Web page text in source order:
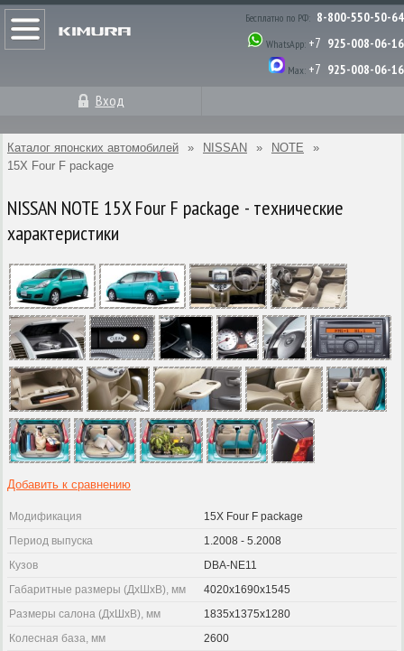
Бесплатно по РФ: 8-800-550-50-64
WhatsApp: +7 925-008-06-16
Max: +7 925-008-06-16
Вход
Каталог японских автомобилей » NISSAN » NOTE
»
15X Four F package
NISSAN NOTE 15X Four F package - технические
характеристики
Добавить к сравнению
Модификация
15X Four F package
Период выпуска
1.2008 - 5.2008
Кузов
DBA-NE11
Габаритные размеры (ДхШхВ), мм
4020x1690x1545
Размеры салона (ДхШхВ), мм
1835x1375x1280
Колесная база, мм
2600